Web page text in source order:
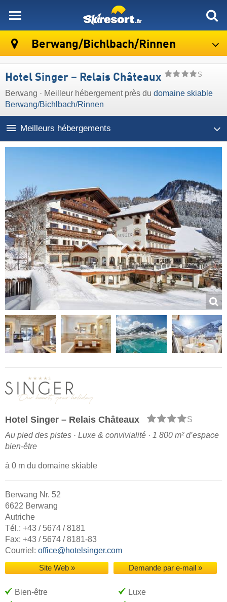
Berwang/​Bichlbach/​Rinnen
Hotel Singer – Relais Châteaux S
Berwang · Meilleur hébergement près du domaine skiable
Berwang/​Bichlbach/​Rinnen
Meilleurs hébergements
Hotel Singer – Relais Châteaux
S
Au pied des pistes · Luxe & convivialité · 1 800 m² d’espace
bien-être
à 0 m du domaine skiable
Berwang Nr. 52
6622 Berwang
Autriche
Tél.: +43 / 5674 / 8181
Fax: +43 / 5674 / 8181-83
Courriel: office@hotelsinger.com
Site Web » Demande par e-mail »
Bien-être
Luxe